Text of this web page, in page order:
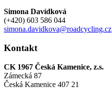
Simona Davídková
(+420) 603 586 044
simona.davidkova@roadcycling.cz
Kontakt
CK 1967 Česká Kamenice, z.s.
Zámecká 87
Česká Kamenice 407 21